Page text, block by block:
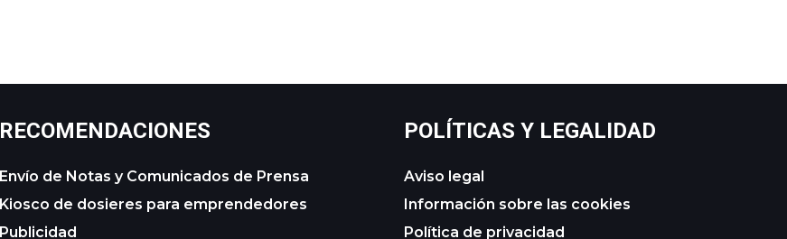
RECOMENDACIONES
Envío de Notas y Comunicados de Prensa
Kiosco de dosieres para emprendedores
Publicidad
POLÍTICAS Y LEGALIDAD
Aviso legal
Información sobre las cookies
Política de privacidad